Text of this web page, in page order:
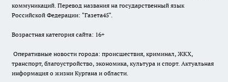
коммуникаций. Перевод названия на государственный язык
Российской Федерации: "Газета45".
Возрастная категория сайта: 16+
Оперативные новости города: происшествия, криминал, ЖКХ,
транспорт, благоустройство, экономика, культура и спорт. Актуальная
информация о жизни Кургана и области.